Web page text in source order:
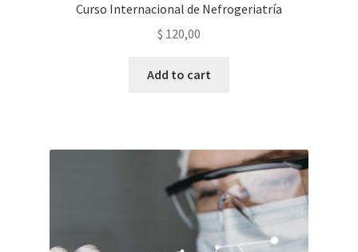
Curso Internacional de Nefrogeriatría
$ 120,00
Add to cart